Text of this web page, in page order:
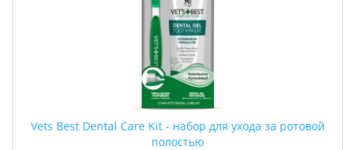
Vets Best Dental Care Kit - набор для ухода за ротовой
полостью